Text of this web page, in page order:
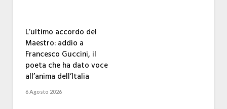
L’ultimo accordo del
Maestro: addio a
Francesco Guccini, il
poeta che ha dato voce
all’anima dell’Italia
6 Agosto 2026